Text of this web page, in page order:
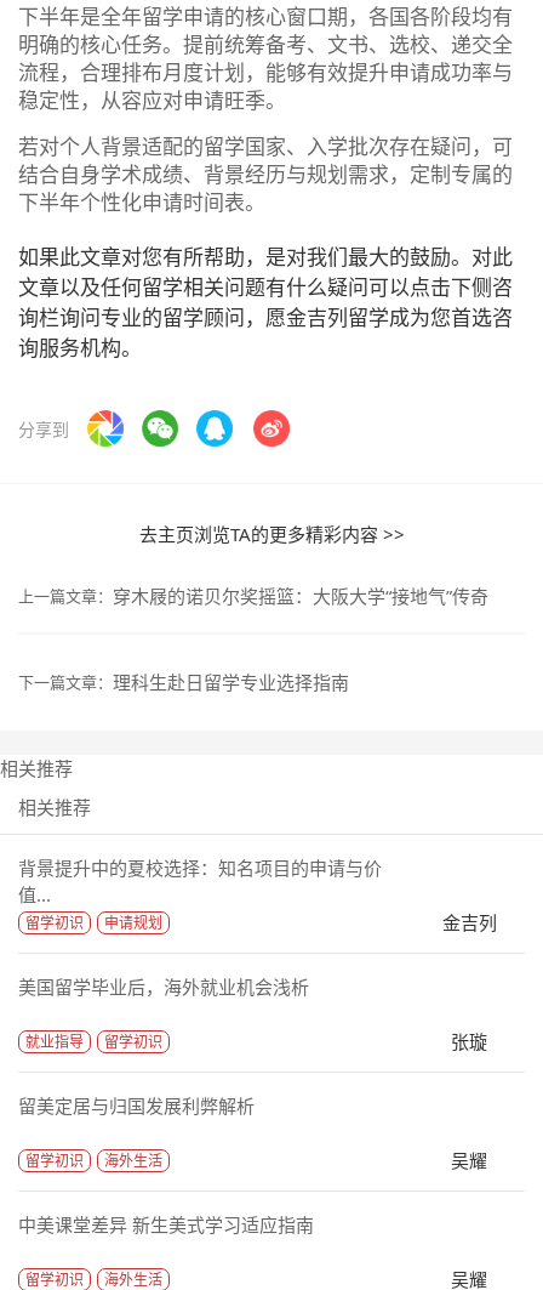
下半年是全年留学申请的核心窗口期，各国各阶段均有
明确的核心任务。提前统筹备考、文书、选校、递交全
流程，合理排布月度计划，能够有效提升申请成功率与
稳定性，从容应对申请旺季。
若对个人背景适配的留学国家、入学批次存在疑问，可
结合自身学术成绩、背景经历与规划需求，定制专属的
下半年个性化申请时间表。
如果此文章对您有所帮助，是对我们最大的鼓励。对此
文章以及任何留学相关问题有什么疑问可以点击下侧咨
询栏询问专业的留学顾问，愿金吉列留学成为您首选咨
询服务机构。
分享到
去主页浏览TA的更多精彩内容 >>
上一篇文章： 穿木屐的诺贝尔奖摇篮：大阪大学“接地气”传奇
下一篇文章： 理科生赴日留学专业选择指南
相关推荐
相关推荐
背景提升中的夏校选择：知名项目的申请与价
值...
留学初识 申请规划 金吉列
美国留学毕业后，海外就业机会浅析
就业指导 留学初识 张璇
留美定居与归国发展利弊解析
留学初识 海外生活 吴耀
中美课堂差异 新生美式学习适应指南
留学初识 海外生活 吴耀